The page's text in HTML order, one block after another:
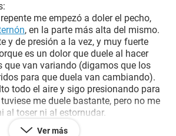
me empezó a doler el pecho,
, en la parte más alta del mismo.
y de presión a la vez, y muy fuerte
es un dolor que duele al hacer
que van variando (digamos que los
para que duela van cambiando).
todo el aire y sigo presionando para
me duele bastante, pero no me
al toser ni al estornudar.
a cualquiera que hubiese sentido en mi
Ver más